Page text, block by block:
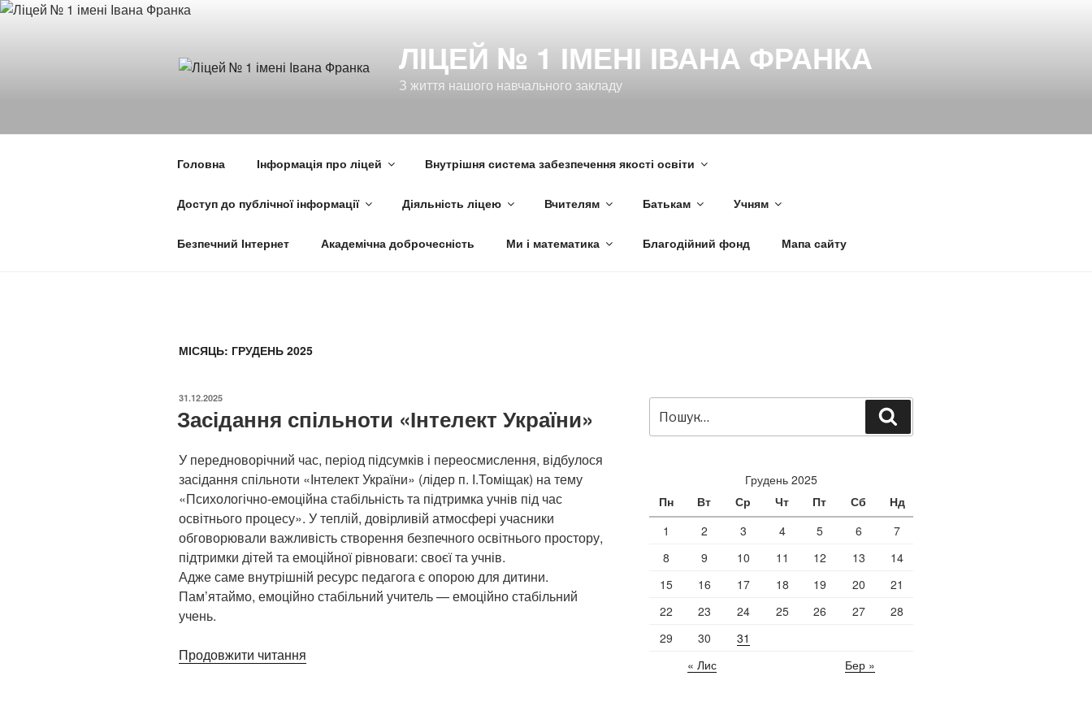
Перейти
ЛІЦЕЙ № 1 ІМЕНІ ІВАНА ФРАНКА
З життя нашого навчального закладу
Головна Інформація про ліцей Внутрішня система забезпечення якості освіти
Доступ до публічної інформації Діяльність ліцею Вчителям Батькам Учням
Безпечний Інтернет Академічна доброчесність Ми і математика Благодійний фонд Мапа сайту
МІСЯЦЬ: ГРУДЕНЬ 2025
ОПУБЛІКОВАНО
31.12.2025
Засідання спільноти «Інтелект України»
У передноворічний час, період підсумків і переосмислення, відбулося
засідання спільноти «Інтелект України» (лідер п. І.Томіщак) на тему
«Психологічно-емоційна стабільність та підтримка учнів під час
освітнього процесу». У теплій, довірливій атмосфері учасники
обговорювали важливість створення безпечного освітнього простору,
підтримки дітей та емоційної рівноваги: своєї та учнів.
Адже саме внутрішній ресурс педагога є опорою для дитини.
Пам’ятаймо, емоційно стабільний учитель — емоційно стабільний
учень.
Продовжити читання
за
запитом:
Грудень 2025
Пн
Вт Ср Чт Пт Сб
Нд
1
2 3 4 5 6
7
8
9 10 11 12 13
14
15
16 17 18 19 20
21
22
23 24 25 26 27
28
29
30
31
« Лис
Бер »